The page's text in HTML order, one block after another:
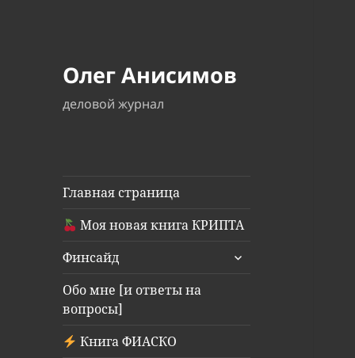
Олег Анисимов
деловой журнал
Главная страница
Моя новая книга КРИПТА
Финсайд
раскрыть
Обо мне [и ответы на
вопросы]
Книга ФИАСКО